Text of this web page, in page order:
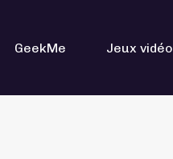
GeekMe Jeux vidéo